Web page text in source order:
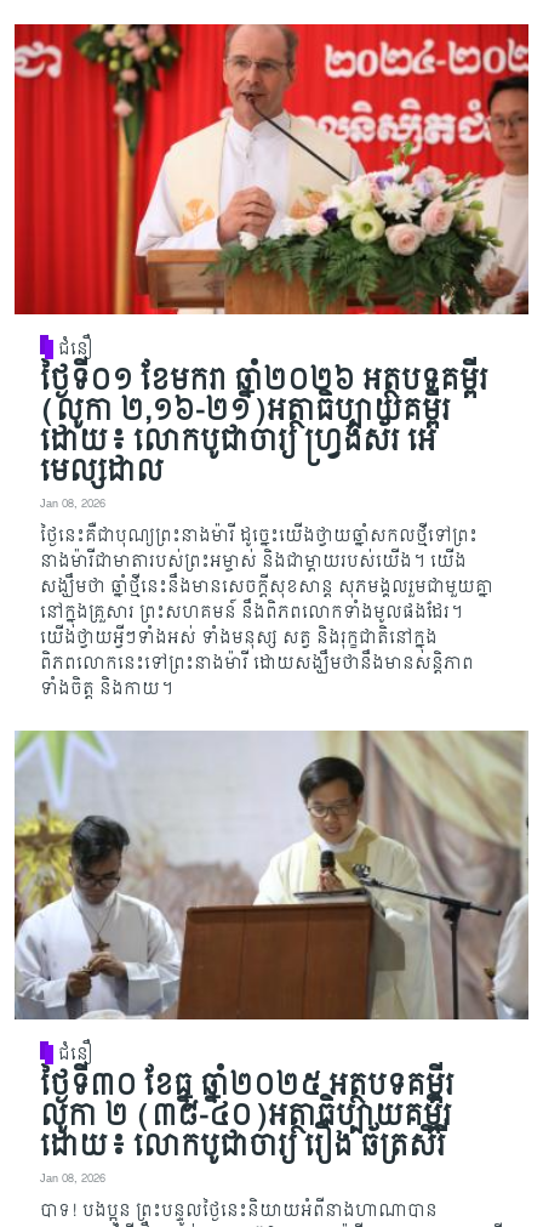
ជំនឿ
ថ្ងៃទី០១ ខែមករា ឆ្នាំ២០២៦ អត្ថបទគម្ពីរ
(លូកា ២,១៦-២១)អត្ថាធិប្បាយគម្ពីរ
ដោយ៖ លោកបូជាចារ្យ ហ្វ្រង់ស័រ អេ
មេល្សដាល
Jan 08, 2026
ថ្ងៃនេះគឺជាបុណ្យព្រះនាងម៉ារី ដូច្នេះយើងថ្វាយឆ្នាំសកលថ្មីទៅព្រះ
នាងម៉ារីជាមាតារបស់ព្រះអម្ចាស់ និង​ជា​​​ម្ដាយ​របស់យើង។ យើង
សង្ឃឹមថា ឆ្នាំថ្មីនេះនឹងមានសេចក្តីសុខសាន្ត សុភមង្គលរួមជាមួយ​គ្នា​
នៅ​ក្នុង​គ្រួ​សា​រ ព្រះសហគមន៍ នឹងពិភពលោកទាំងមូលផងដែរ។
យើងថ្វាយអ្វីៗទាំងអស់ ទាំង​មនុ​ស្ស​​ សត្វ និងរុក្ខជាតិនៅក្នុង
ពិភពលោកនេះទៅព្រះនាងម៉ារី ដោយសង្ឃឹមថានឹងមានសន្តិភាព
ទាំង​ចិត្ត និង​​កាយ​។
ជំនឿ
ថ្ងៃទី៣០ ខែធ្នូ ឆ្នាំ២០២៥ អត្ថបទគម្ពីរ
លូកា ២ (៣៨-៤០)អត្ថាធិប្បាយគម្ពីរ
ដោយ៖ លោកបូជាចារ្យ រឿង ឆ័ត្រសិរី
Jan 08, 2026
បាទ! បងប្អូន ព្រះបន្ទូលថ្ងៃនេះនិយាយអំពីនាងហាណាបាន